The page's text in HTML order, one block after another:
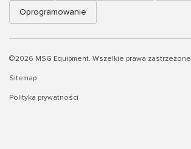
Oprogramowanie
©2026 MSG Equipment. Wszelkie prawa zastrzeżone
Sitemap
Polityka prywatności